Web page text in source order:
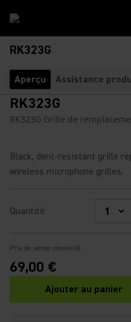
RK323G
Aperçu Assistance
RK323G
RK323G Grille de
Black, dent-resistant grille
wireless microphone grilles.
Quantité:
Prix de vente conseillé
69,00 €
Ajouter au panier